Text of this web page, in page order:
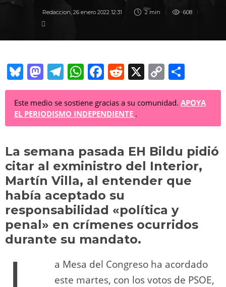
Redaccion, 26 enero 2022 12:31 2 min 608
Bl
u
e
sk
y
M
a
st
o
d
o
n
T
el
e
gr
a
m
W
h
at
s
A
p
p
F
a
c
e
b
o
o
k
R
e
d
di
t
X
C
o
p
y
Li
n
k
o
m
p
ar
tir
Este medio se sostiene gracias a su comunidad. APOYA
EL PERIODISMO INDEPENDIENTE .
La semana pasada EH Bildu pidió
citar al exministro del Interior,
Martín Villa, al entender que
había aceptado su
responsabilidad «política y
penal» en crímenes ocurridos
durante su mandato.
a Mesa del Congreso ha acordado
este martes, con los votos de PSOE,